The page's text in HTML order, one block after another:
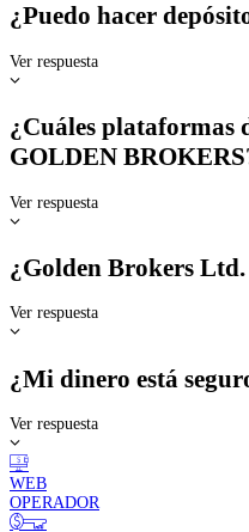
¿Puedo hacer
Ver respuesta
¿Cuáles plataformas
GOLDEN
Ver respuesta
¿Golden Brokers
Ver respuesta
¿Mi dinero está
Ver respuesta
WEB
OPERADOR